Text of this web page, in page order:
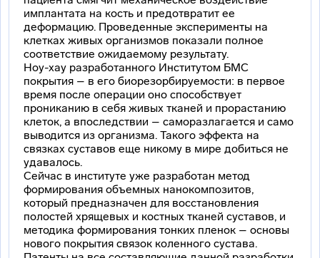
имплантата на кость и предотвратит ее
деформацию. Проведенные эксперименты на
клетках живых организмов показали полное
соответствие ожидаемому результату.
Ноу-хау разработанного Институтом БМС
покрытия – в его биорезорбируемости: в первое
время после операции оно способствует
прониканию в себя живых тканей и прорастанию
клеток, а впоследствии – саморазлагается и само
выводится из организма. Такого эффекта на
связках суставов еще никому в мире добиться не
удавалось.
Сейчас в институте уже разработан метод
формирования объемных нанокомпозитов,
который предназначен для восстановления
полостей хрящевых и костных тканей суставов, и
методика формирования тонких пленок – основы
нового покрытия связок коленного сустава.